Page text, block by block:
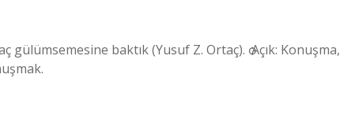
baktık (Yusuf Z. Ortaç). ѻ Açık: Konuşma,